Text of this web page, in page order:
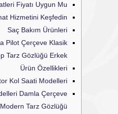
Fiyatı Uygun Mu?
Hizmetini Keşfedin
Saç Bakım Ürünleri
Pilot Çerçeve Klasik
Tarz Gözlüğü Erkek
Ürün Özellikleri
Kol Saati Modelleri
Damla Çerçeve
Tarz Gözlüğü